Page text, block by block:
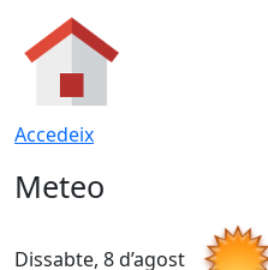
Accedeix
Meteo
Dissabte, 8 d’agost